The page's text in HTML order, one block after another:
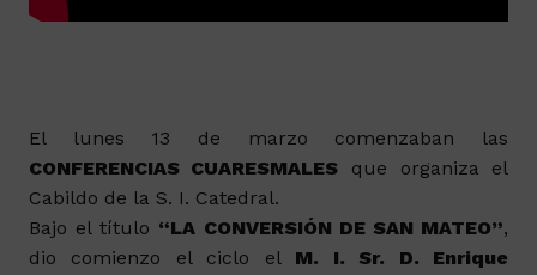
El lunes 13 de marzo comenzaban las
CONFERENCIAS CUARESMALES que organiza el
Cabildo de la S. I. Catedral.
Bajo el título “LA CONVERSIÓN DE SAN MATEO”,
dio comienzo el ciclo el M. I. Sr. D. Enrique